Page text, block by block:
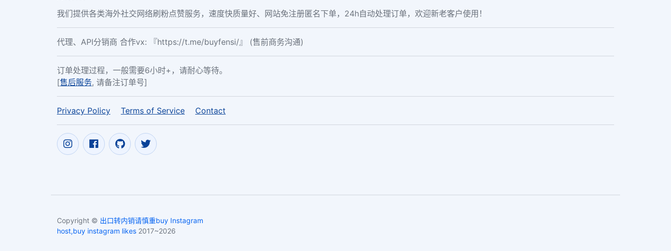
我们提供各类海外社交网络刷粉点赞服务，速度快质量好、网站免注册匿名下单，24h自动处理订单，欢迎新老客户使用！
代理、API分销商 合作vx: 『https://t.me/buyfensi/』 (售前商务沟通)
订单处理过程，一般需要6小时+，请耐心等待。
[售后服务, 请备注订单号]
Privacy Policy Terms of Service Contact
Copyright © 出口转内销请慎重buy Instagram
host,buy instagram likes 2017~2026